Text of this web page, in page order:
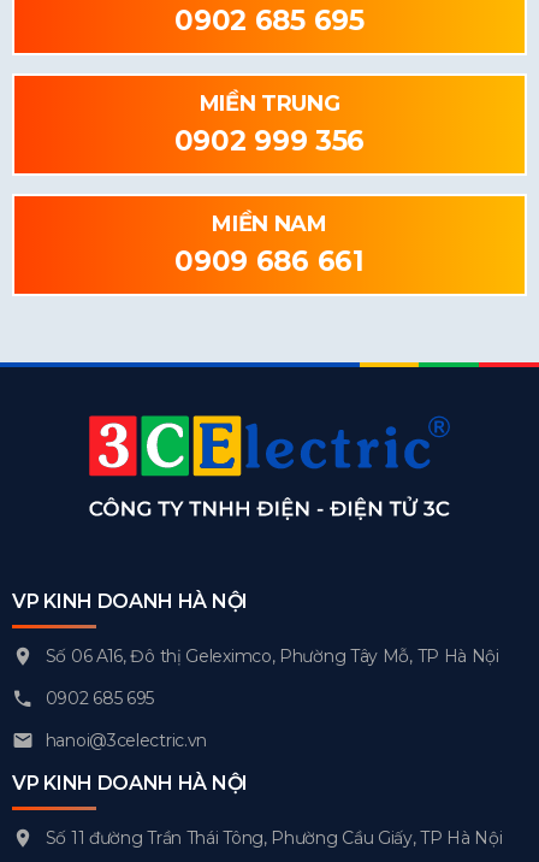
0902 685 695
MIỀN TRUNG
0902 999 356
MIỀN NAM
0909 686 661
VP KINH DOANH HÀ NỘI
Số 06 A16, Đô thị Geleximco, Phường Tây Mỗ, TP Hà Nội
0902 685 695
hanoi@3celectric.vn
VP KINH DOANH HÀ NỘI
Số 11 đường Trần Thái Tông, Phường Cầu Giấy, TP Hà Nội